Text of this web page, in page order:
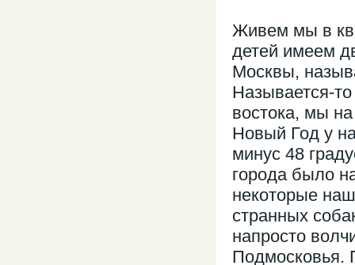
Живем мы в
детей имеем
Москвы,
Называется-
востока, мы
Новый Год у
минус 48
города было
некоторые
странных
напросто
Подмосковья.